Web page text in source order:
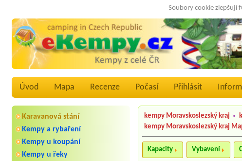
Soubory cookie zlepšují
Úvod Mapa Recenze Počasí Přihlásit
Karavanová stání
Kempy a rybaření
Kempy u koupání
Kempy u řeky
kempy Moravskoslezský kraj »
kempy Moravskoslezský kraj
Kapacity Vybavení